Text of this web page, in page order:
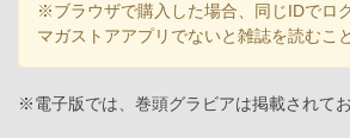
※ブラウザで購入した場合、同じIDでロ
マガストアアプリでないと雑誌を読むこ
※電子版では、巻頭グラビアは掲載されてお